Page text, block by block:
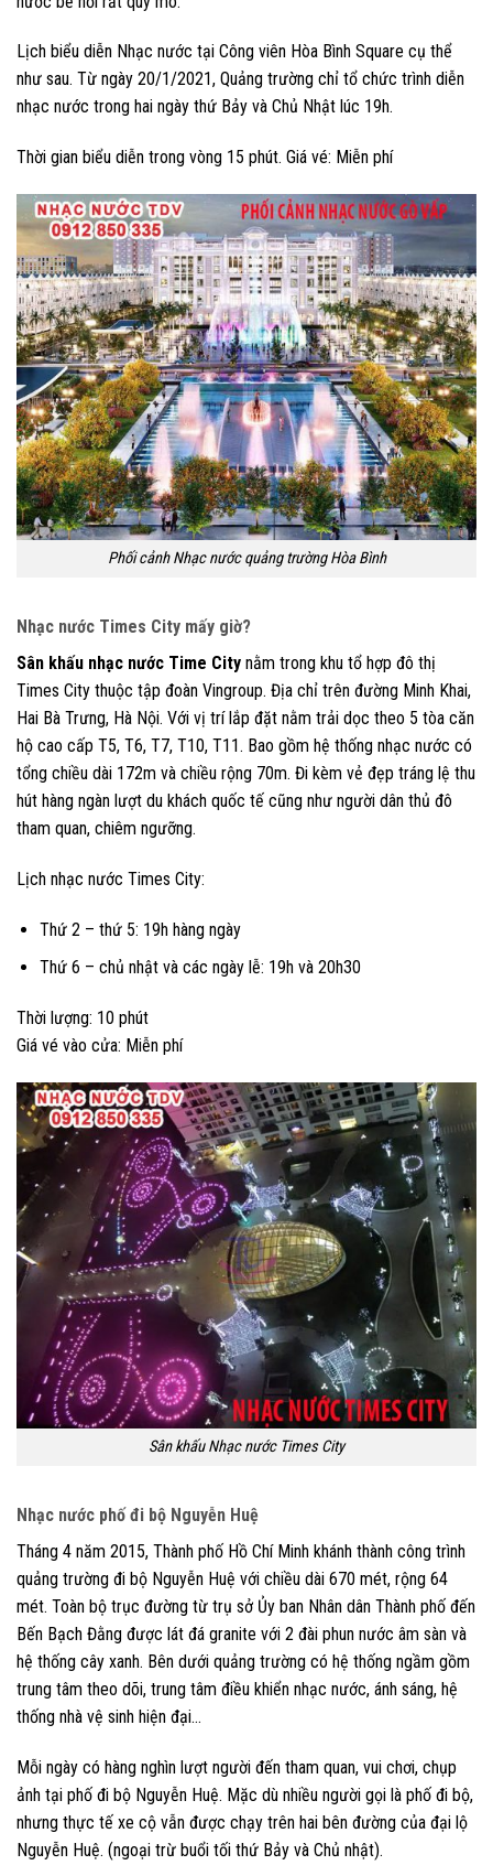
Lịch biểu diễn Nhạc nước tại Công viên Hòa Bình Square cụ thể
như sau. Từ ngày 20/1/2021, Quảng trường chỉ tổ chức trình diễn
nhạc nước trong hai ngày thứ Bảy và Chủ Nhật lúc 19h.
Thời gian biểu diễn trong vòng 15 phút. Giá vé: Miễn phí
Phối cảnh Nhạc nước quảng trường Hòa Bình
Nhạc nước Times City mấy giờ?
Sân khấu nhạc nước Time City nằm trong khu tổ hợp đô thị
Times City thuộc tập đoàn Vingroup. Địa chỉ trên đường Minh Khai,
Hai Bà Trưng, Hà Nội. Với vị trí lắp đặt nằm trải dọc theo 5 tòa căn
hộ cao cấp T5, T6, T7, T10, T11. Bao gồm hệ thống nhạc nước có
tổng chiều dài 172m và chiều rộng 70m. Đi kèm vẻ đẹp tráng lệ thu
hút hàng ngàn lượt du khách quốc tế cũng như người dân thủ đô
tham quan, chiêm ngưỡng.
Lịch nhạc nước Times City:
Thứ 2 – thứ 5: 19h hàng ngày
Thứ 6 – chủ nhật và các ngày lễ: 19h và 20h30
Thời lượng: 10 phút
Giá vé vào cửa: Miễn phí
Sân khấu Nhạc nước Times City
Nhạc nước phố đi bộ Nguyễn Huệ
Tháng 4 năm 2015, Thành phố Hồ Chí Minh khánh thành công trình
quảng trường đi bộ Nguyễn Huệ với chiều dài 670 mét, rộng 64
mét. Toàn bộ trục đường từ trụ sở Ủy ban Nhân dân Thành phố đến
Bến Bạch Đằng được lát đá granite với 2 đài phun nước âm sàn và
hệ thống cây xanh. Bên dưới quảng trường có hệ thống ngầm gồm
trung tâm theo dõi, trung tâm điều khiển nhạc nước, ánh sáng, hệ
thống nhà vệ sinh hiện đại…
Mỗi ngày có hàng nghìn lượt người đến tham quan, vui chơi, chụp
ảnh tại phố đi bộ Nguyễn Huệ. Mặc dù nhiều người gọi là phố đi bộ,
nhưng thực tế xe cộ vẫn được chạy trên hai bên đường của đại lộ
Nguyễn Huệ. (ngoại trừ buổi tối thứ Bảy và Chủ nhật).